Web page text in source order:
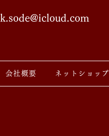
k.sode@icloud.com
会社概要 ネットショップ